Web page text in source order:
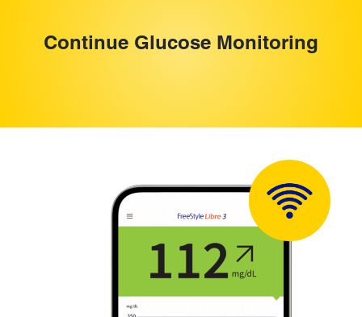
Continue Glucose Monitoring